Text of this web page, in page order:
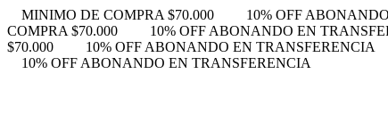
MINIMO DE COMPRA $70.000 10% OFF
COMPRA $70.000
10% OFF ABONANDO EN
$70.000
10% OFF ABONANDO EN TRANSFERENCIA
10% OFF ABONANDO EN TRANSFERENCIA